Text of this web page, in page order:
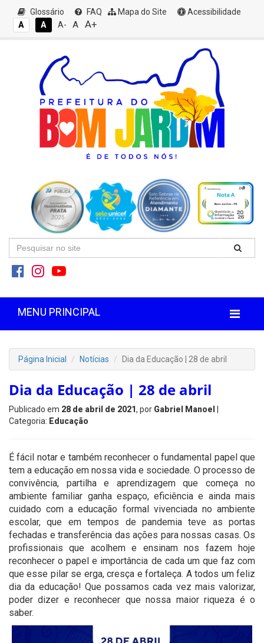
Glossário FAQ Mapa do Site
Acessibilidade
A
A A- A A+
MENU PRINCIPAL
Página Inicial Notícias Dia da Educação | 28 de abril
Dia da Educação | 28 de abril
Publicado em 28 de abril de 2021, por Gabriel Manoel
Categoria: Educação
É fácil notar e também reconhecer o fundamental papel que
tem a educação em nossa vida e sociedade. O processo de
convivência, partilha e aprendizagem que começa no
ambiente familiar ganha espaço, eficiência e ainda mais
cuidado com a educação formal vivenciada no ambiente
escolar, que em tempos de pandemia teve as portas
fechadas e transferência das ações para nossas casas. Os
profissionais que acolhem e ensinam nos fazem hoje
reconhecer o papel e importância de cada um que faz com
que esse pilar se erga, cresça e fortaleça. A todos um feliz
dia da educação! Que possamos cada vez mais valorizar,
poder dizer e reconhecer que nossa maior riqueza é o
saber.